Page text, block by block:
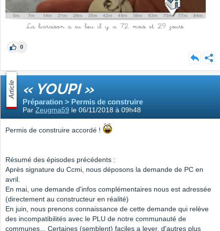
0
Article « YOUPI »
Préparation > Permis de construire
Par Zeugma59 le 06/11/2018 à 09h48
Permis de construire accordé !
Résumé des épisodes précédents :
Après signature du Ccmi, nous déposons la demande de PC en
avril.
En mai, une demande d'infos complémentaires nous est adressée
(directement au constructeur en réalité)
En juin, nous prenons connaissance de cette demande qui relève
des incompatibilités avec le PLU de notre communauté de
communes... Certaines (semblent) faciles a lever, d'autres plus